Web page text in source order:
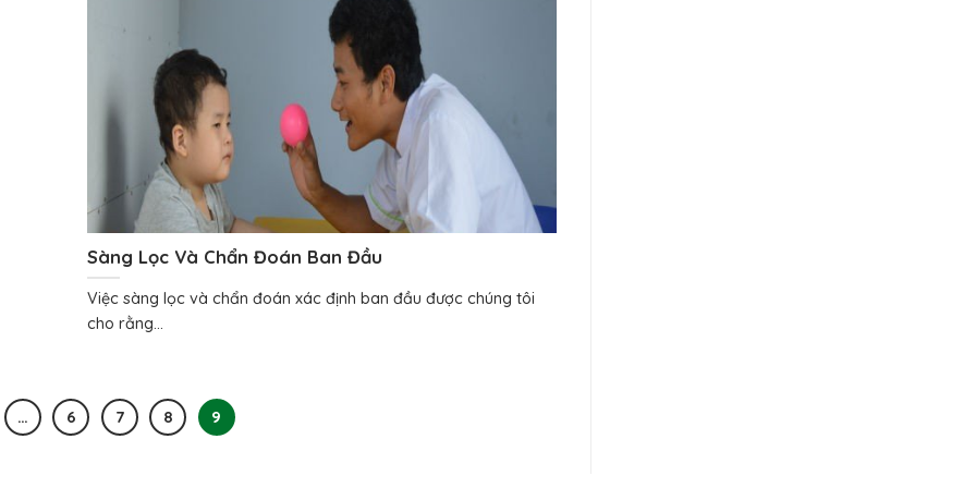
Sàng Lọc Và Chẩn Đoán Ban Đầu
Việc sàng lọc và chẩn đoán xác định ban đầu được chúng tôi
cho rằng...
… 6 7 8 9